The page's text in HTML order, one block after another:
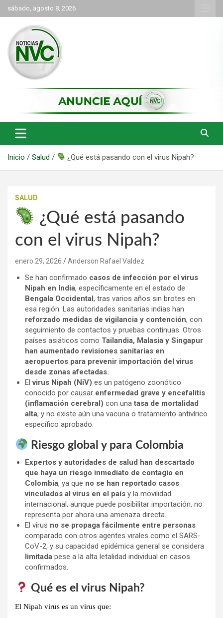
Saltar
al
contenido
sábado, agosto 8, 2026
NVC Noticias
Inicio Salud ¿Qué está pasando con el virus Nipah?
SALUD
¿Qué está pasando
con el virus Nipah?
enero 29, 2026 Anderson Rafael Valdez
Se han confirmado casos de infección por el virus
Nipah en India, específicamente en el estado de
Bengala Occidental, tras varios años sin brotes en
esa región. Las autoridades sanitarias indias han
reforzado medidas de vigilancia y contención, con
seguimiento de contactos y pruebas continuas. Otros
países asiáticos como Tailandia, Malasia y Singapur
han aumentado revisiones sanitarias en
aeropuertos para prevenir importación del virus
desde zonas afectadas.
Elvirus Nipah (NiV) es un patógeno zoonótico
conocido por causar enfermedad grave y encefalitis
(inflamación cerebral) con unatasa de mortalidad
alta, y no existe aún una vacuna o tratamiento antivírico
específico aprobado.
Riesgo global y para Colombia
Expertos y autoridades de salud han descartado
que haya un riesgo inmediato de contagio en
Colombia, ya que no se han reportado casos
vinculados al virus en el país y la movilidad
internacional, aunque puede posibilitar importación, no
representa por ahora una amenaza directa.
El virus no se propaga fácilmente entre personas
comparado con otros agentes virales como el SARS-
CoV-2, y su capacidad epidémica general se considera
limitada pese a la alta letalidad individual en casos
confirmados.
Qué es el virus Nipah?
El Nipah virus es un virus que: